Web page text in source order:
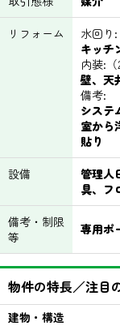
リフォーム
水回り
キッチ
内装:
壁、天
備考:
システ
室から
貼り
設備
管理人
具、フ
備考・制限
等
専用ポ
物件の特長／注目
建物・構造